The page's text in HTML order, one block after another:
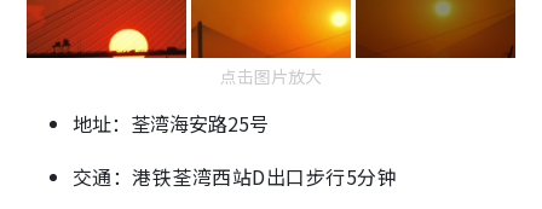
点击图片放大
地址：荃湾海安路25号
交通：港铁荃湾西站D出口步行5分钟